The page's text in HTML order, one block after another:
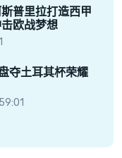
普里拉打造西甲
欧战梦想
夺土耳其杯荣耀